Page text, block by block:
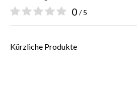
0 / 5
Kürzliche Produkte